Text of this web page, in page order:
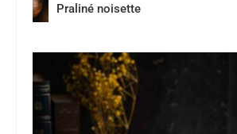
Praliné noisette